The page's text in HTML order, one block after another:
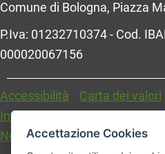
Comune di Bologna, Piazza
P.Iva: 01232710374 - Cod.
000020067156
Accessibilità
Carta dei valori
Informativa sul trattamento
Note legali
Accettazione Cookies